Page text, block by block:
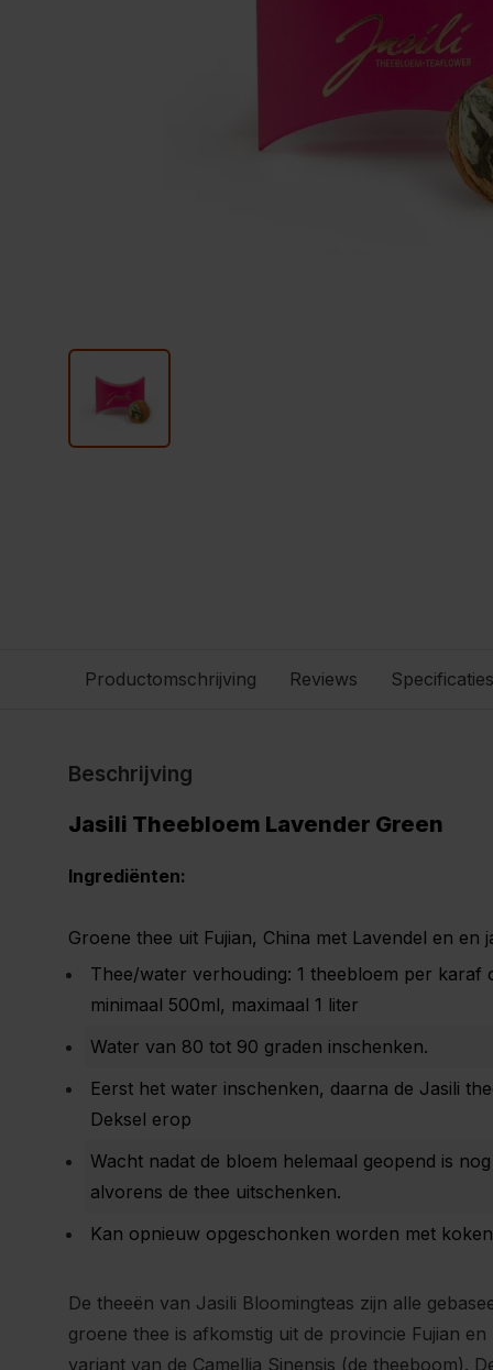
Productomschrijving Reviews Specificaties
Beschrijving
Jasili Theebloem Lavender Green
Ingrediënten:
Groene thee uit Fujian, China met Lavendel en en
Thee/water verhouding: 1 theebloem per karaf
minimaal 500ml, maximaal 1 liter
Water van 80 tot 90 graden inschenken.
Eerst het water inschenken, daarna de Jasili
Deksel erop
Wacht nadat de bloem helemaal geopend is
alvorens de thee uitschenken.
Kan opnieuw opgeschonken worden met
De theeën van Jasili Bloomingteas zijn alle
groene thee is afkomstig uit de provincie Fujian
variant van de Camellia Sinensis (de theeboom).